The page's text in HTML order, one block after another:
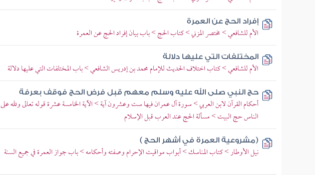
إفراد الحج عن العمرة
الأم للشافعي > مختصر المزني > كتاب الحج > باب بيان إفراد الحج عن العمرة
المختلفات التي عليها دلالة
الأم للشافعي > كتاب اختلاف الحديث للإمام محمد بن إدريس الشافعي > باب المختلفات التي عليها دلالة
حج النبي صلى الله عليه وسلم معهم قبل فرض الحج فوقف بعرفة
أحكام القرآن لابن العربي > سورة آل عمران فيها ست وعشرون آية > الآية الخامسة عشرة قوله تعالى ولله على
الناس حج البيت > مسألة الحج عند العرب قبل الإسلام
(مشروعية العمرة في أشهر الحج )
نيل الأوطار > كتاب المناسك > أبواب مواقيت الإحرام وصفته وأحكامه > باب جواز العمرة في جميع السنة